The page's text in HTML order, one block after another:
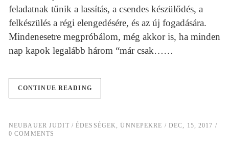
feladatnak tűnik a lassítás, a csendes készülődés, a
felkészülés a régi elengedésére, és az új fogadására.
Mindenesetre megpróbálom, még akkor is, ha minden
nap kapok legalább három “már csak……
CONTINUE READING
NEUBAUER JUDIT ÉDESSÉGEK,ÜNNEPEKRE
DEC, 15, 2017
0 COMMENTS